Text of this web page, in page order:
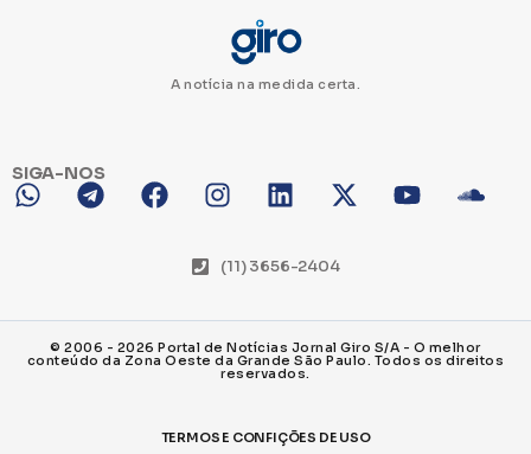
A notícia na medida certa.
SIGA-NOS
(11) 3656-2404
© 2006 - 2026 Portal de Notícias Jornal Giro S/A - O melhor
conteúdo da Zona Oeste da Grande São Paulo. Todos os direitos
reservados.
TERMOS E CONFIÇÕES DE USO